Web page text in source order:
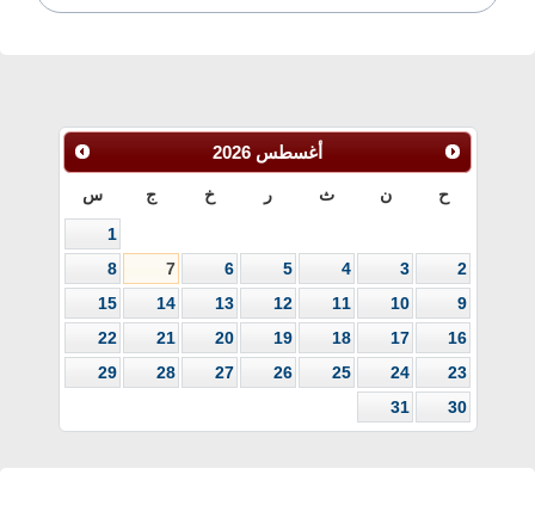
أغسطس 2026
ح ن ث ر خ ج س
1
2
3
4
5
6
7
8
9
10
11
12
13
14
15
16
17
18
19
20
21
22
23
24
25
26
27
28
29
30
31